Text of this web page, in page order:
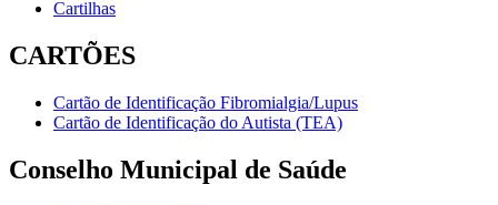
Cartilhas
CARTÕES
Cartão de Identificação Fibromialgia/Lupus
Cartão de Identificação do Autista (TEA)
Conselho Municipal de Saúde